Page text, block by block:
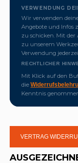
VERWENDUNG
Wir verwenden
Angebote und Infos
zu schicken. Mit
zu unserem
Verwendung
RECHTLICHER
Mit Klick auf den
die
Kenntnis
VERTRAG